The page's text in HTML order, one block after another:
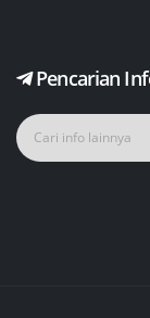
Pencarian